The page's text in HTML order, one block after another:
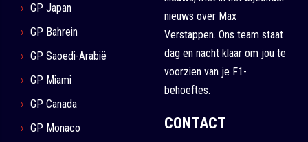
GP Japan
GP Bahrein
GP Saoedi-Arabië
GP Miami
GP Canada
GP Monaco
nieuws over Max
Verstappen. Ons team staat
dag en nacht klaar om jou te
voorzien van je F1-
behoeftes.
CONTACT